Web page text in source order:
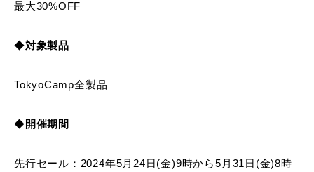
最大30%OFF
◆対象製品
TokyoCamp全製品
◆開催期間
先行セール：2024年5月24日(金)9時から5月31日(金)8時